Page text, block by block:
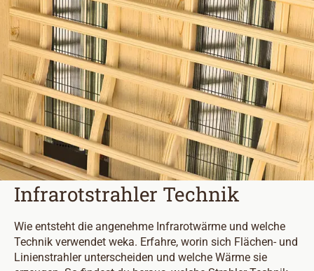
Infrarotstrahler Technik
Wie entsteht die angenehme Infrarotwärme und welche
Technik verwendet weka. Erfahre, worin sich Flächen- und
Linienstrahler unterscheiden und welche Wärme sie